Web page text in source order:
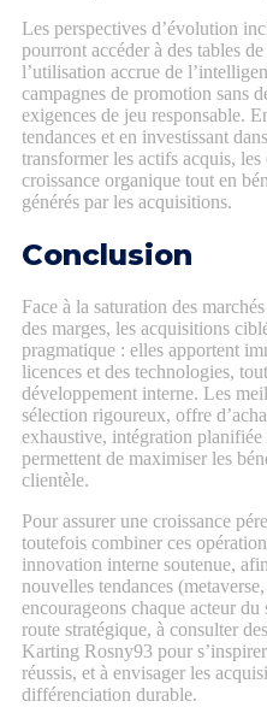
Les perspectives d’évolution
pourront accéder à des tables
l’utilisation accrue de
campagnes de promotion sans
exigences de jeu responsable.
tendances et en investissant
transformer les actifs acquis,
croissance organique tout en
générés par les acquisitions.
Conclusion
Face à la saturation des
des marges, les acquisitions
pragmatique : elles apportent
licences et des technologies,
développement interne. Les
sélection rigoureux, offre
exhaustive, intégration planifiée
permettent de maximiser les
clientèle.
Pour assurer une croissance
toutefois combiner ces
innovation interne soutenue,
nouvelles tendances
encourageons chaque acteur
route stratégique, à consulter
Karting Rosny93 pour
réussis, et à envisager les
différenciation durable.